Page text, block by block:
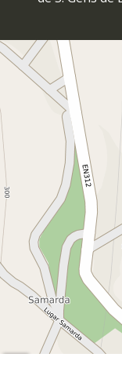
(V.N. Gaia) »
os-Rios/
Românico/
Penafiel :
Românico/